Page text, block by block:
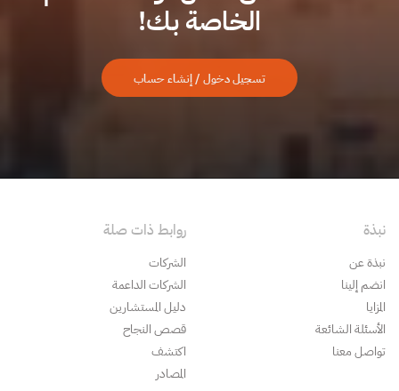
الخاصة بك!
تسجيل دخول / إنشاء حساب
نبذة
نبذة عن
انضم إلينا
المزايا
الأسئلة الشائعة
تواصل معنا
روابط ذات صلة
الشركات
الشركات الداعمة
دليل المستشارين
قصص النجاح
اكتشف
المصادر